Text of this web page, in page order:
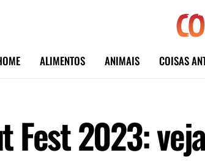
ALIMENTOS ANIMAIS COISAS
Fest 2023: